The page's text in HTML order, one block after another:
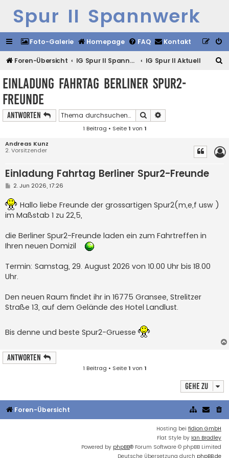
Spur II Spannwerk
Foto-Galerie Homepage FAQ Kontakt
Foren-Übersicht IG Spur II Spannwerk IG Spur II Aktuell
Einladung Fahrtag Berliner Spur2-
Freunde
Antworten Suche
1 Beitrag • Seite1 von 1
Andreas Kunz
2. Vorsitzender
Einladung Fahrtag Berliner Spur2-Freunde
B
i
t
r
a
2. Jun 2026, 17:26
Hallo liebe Freunde der grossartigen Spur2(m,e,f usw )
im Maßstab 1 zu 22,5,
die Berliner Spur2-Freunde laden ein zum Fahrtreffen in
Ihren neuen Domizil
Termin: Samstag, 29. August 2026 von 10.00 Uhr bis 18.00
Uhr.
Den neuen Raum findet ihr in 16775 Gransee, Strelitzer
Straße 13, auf dem Gelände des Hotel Landlust.
Bis denne und beste Spur2-Gruesse
Antworten
1 Beitrag • Seite1 von 1
Gehe zu
Foren-Übersicht
Hosting bei fidion GmbH
Flat Style by Ian Bradley
Powered by phpBB® Forum Software © phpBB Limited
Deutsche Übersetzung durch phpBB.de